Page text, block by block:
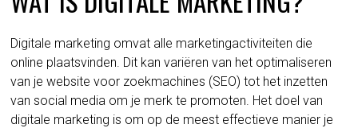
Digitale marketing omvat alle marketingactiviteiten die
online plaatsvinden. Dit kan variëren van het optimaliseren
van je website voor zoekmachines (SEO) tot het inzetten
van social media om je merk te promoten. Het doel van
digitale marketing is om op de meest effectieve manier je